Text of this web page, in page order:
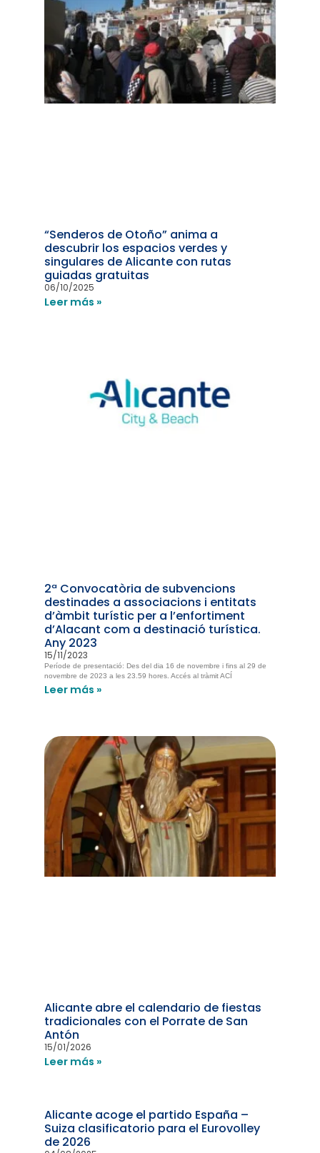
“Senderos de Otoño” anima a
descubrir los espacios verdes y
singulares de Alicante con rutas
guiadas gratuitas
06/10/2025
Leer más »
2ª Convocatòria de subvencions
destinades a associacions i entitats
d’àmbit turístic per a l’enfortiment
d’Alacant com a destinació turística.
Any 2023
15/11/2023
Període de presentació: Des del dia 16 de novembre i fins al 29 de
novembre de 2023 a les 23.59 hores. Accés al tràmit ACÍ
Leer más »
Alicante abre el calendario de fiestas
tradicionales con el Porrate de San
Antón
15/01/2026
Leer más »
Alicante acoge el partido España –
Suiza clasificatorio para el Eurovolley
de 2026